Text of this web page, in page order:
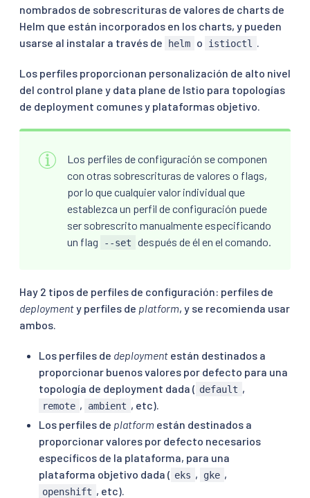
nombrados de sobrescrituras de valores de charts de
Helm que están incorporados en los charts, y pueden
usarse al instalar a través de
helm o istioctl
Los perfiles proporcionan personalización de alto nivel
del control plane y data plane de Istio para topologías
de deployment comunes y plataformas objetivo.
Los perfiles de configuración se componen
con otras sobrescrituras de valores o flags,
por lo que cualquier valor individual que
establezca un perfil de configuración puede
ser sobrescrito manualmente especificando
un flag
--set después de él en el comando.
Hay 2 tipos de perfiles de configuración: perfiles de
deploymenty perfiles de platform, y se recomienda usar
ambos.
Los perfiles de deployment están destinados a
proporcionar buenos valores por defecto para una
topología de deployment dada ( default ,
remote , ambient , etc).
Los perfiles de platform están destinados a
proporcionar valores por defecto necesarios
específicos de la plataforma, para una
plataforma objetivo dada ( eks , gke ,
openshift , etc).